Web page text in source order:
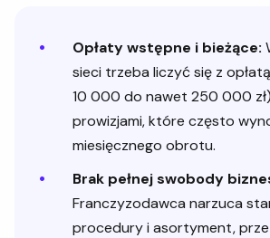
Opłaty wstępne i bieżące:
sieci trzeba liczyć się z
10 000 do nawet 250 000
prowizjami, które często
miesięcznego obrotu.
Brak pełnej swobody
Franczyzodawca narzuca
procedury i asortyment,